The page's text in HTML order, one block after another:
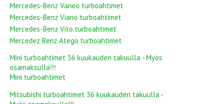
Mercedes-Benz Vaneo turboahtimet
Mercedes-Benz Viano turboahtimet
Mercedes-Benz Vito turboahtimet
Mercedez Benz Atego turboahtimet
Mini turboahtimet 36 kuukauden takuulla - Myös
osamaksulla!!!
Mini turboahtimet
Mitsubishi turboahtimet 36 kuukauden takuulla -